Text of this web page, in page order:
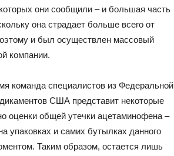
они сообщили – и большая часть
она страдает больше всего от
и был осуществлен массовый
компании.
команда специалистов из Федеральной
США представит некоторые
оценки общей утечки ацетаминофена –
упаковках и самих бутылках данного
Таким образом, остается лишь